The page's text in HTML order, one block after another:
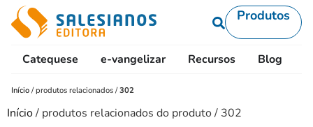
Produtos
Catequese e-vangelizar Recursos Blog
Início /produtos relacionados /302
Início/ produtos relacionados do produto / 302